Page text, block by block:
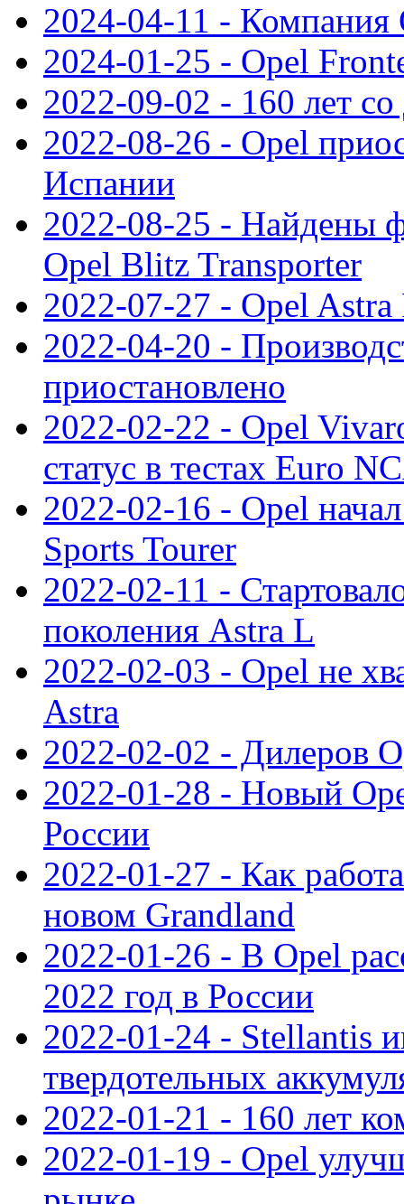
2024-04-11 - Компания
2024-01-25 - Opel
2022-09-02 - 160 лет
2022-08-26 - Opel
Испании
2022-08-25 - Найдены
Opel Blitz Transporter
2022-07-27 - Opel
2022-04-20 -
приостановлено
2022-02-22 - Opel
статус в тестах Euro
2022-02-16 - Opel
Sports Tourer
2022-02-11 -
поколения Astra L
2022-02-03 - Opel не
Astra
2022-02-02 - Дилеров
2022-01-28 - Новый
России
2022-01-27 - Как
новом Grandland
2022-01-26 - В Opel
2022 год в России
2022-01-24 - Stellantis
твердотельных
2022-01-21 - 160 лет
2022-01-19 - Opel